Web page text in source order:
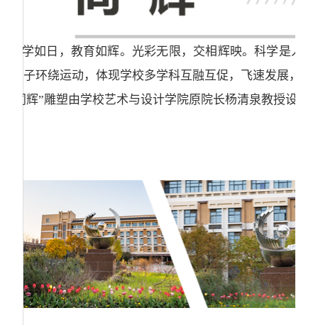
科学如日，教育如辉。光彩无限，交相辉映。科学是
子环绕运动，体现学校多学科互融互促，飞速发展，
“同辉”雕塑由学校艺术与设计学院原院长杨清泉教授设计